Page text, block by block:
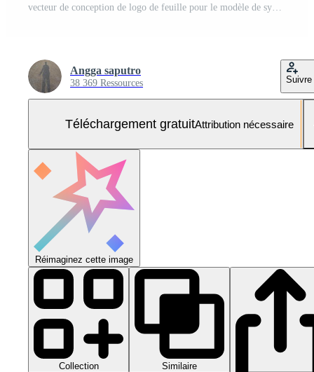
vecteur de conception de logo de feuille pour le modèle de symbole de nature modifiable, icône de vecteur d'élément de nature d'écologie de logo de feuille verte. Vecteur Gratuit et SVG Gratuit
Angga saputro
38 369 Ressources Suivre
Téléchargement gratuitAttribution nécessaire
Réimaginez cette image
Collection Similaire